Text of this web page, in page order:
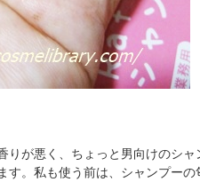
りが悪く、ちょっと男向けのシ
す。私も使う前は、シャンプー